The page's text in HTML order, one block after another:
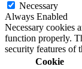
Necessary
Always Enabled
Necessary cookies
function properly.
security features of
Cookie